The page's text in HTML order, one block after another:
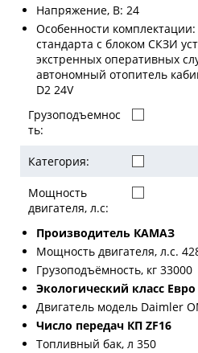
Напряжение, B: 24
Особенности комплектации:
стандарта с блоком СКЗИ
экстренных оперативных
автономный отопитель
D2 24V
Грузоподъемнос
ть:
Категория:
Мощность
двигателя, л.с:
Производитель КАМАЗ
Мощность двигателя, л.с.
Грузоподъёмность, кг 33000
Экологический класс Евро
Двигатель модель Daimler
Число передач КП ZF16
Топливный бак, л 350